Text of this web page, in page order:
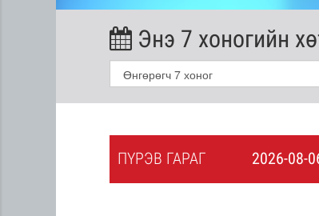
Энэ 7 хоногийн
2026-08-
ПҮРЭВ ГАРАГ